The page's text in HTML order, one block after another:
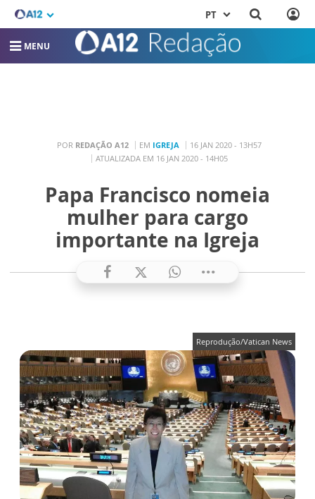
PT
MENU
POR REDAÇÃO A12 EM IGREJA
16 JAN 2020 - 13H57
ATUALIZADA EM 16 JAN 2020 - 14H05
Papa Francisco nomeia
mulher para cargo
importante na Igreja
Reprodução/Vatican News